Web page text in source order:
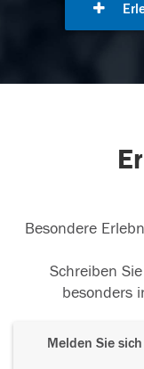
Besondere
Schreiben
besonders
Melden Sie